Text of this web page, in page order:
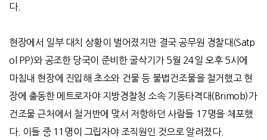
다.
현장에서 일부 대치 상황이 벌어졌지만 결국 공무원 경찰대(Satp
ol PP)와 공조한 당국이 준비한 굴삭기가5월 24일 오후5시에
마침내 현장에 진입해 초소와 건물 등 불법건조물을 철거했고 현
장에 출동한 메트로자야 지방경찰청 소속 기동타격대(Brimob)가
건조물 근처에서 철거반에 맞서 저항하던 사람들 17명을 체포했
다. 이들 중11 명이 그립자야 조직원인 것으로 알려졌다.